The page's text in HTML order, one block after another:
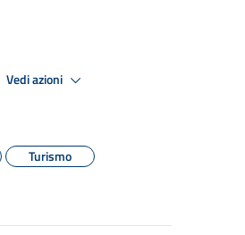
Vedi azioni
Turismo